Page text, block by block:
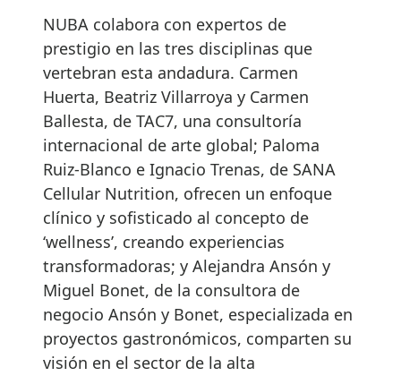
NUBA colabora con expertos de
prestigio en las tres disciplinas que
vertebran esta andadura. Carmen
Huerta, Beatriz Villarroya y Carmen
Ballesta, de TAC7, una consultoría
internacional de arte global; Paloma
Ruiz-Blanco e Ignacio Trenas, de SANA
Cellular Nutrition, ofrecen un enfoque
clínico y sofisticado al concepto de
‘wellness’, creando experiencias
transformadoras; y Alejandra Ansón y
Miguel Bonet, de la consultora de
negocio Ansón y Bonet, especializada en
proyectos gastronómicos, comparten su
visión en el sector de la alta